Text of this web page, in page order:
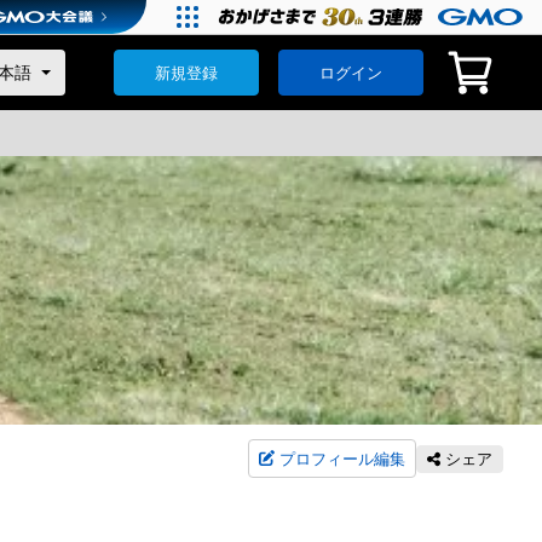
新規登録 ログイン
プロフィール編集 シェア